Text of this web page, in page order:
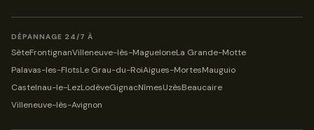
DÉPANNAGE 24/7 À
SèteFrontignanVilleneuve-lès-MagueloneLa Grande-Motte
Palavas-les-FlotsLe Grau-du-RoiAigues-MortesMauguio
Castelnau-le-LezLodèveGignacNîmesUzèsBeaucaire
Villeneuve-lès-Avignon